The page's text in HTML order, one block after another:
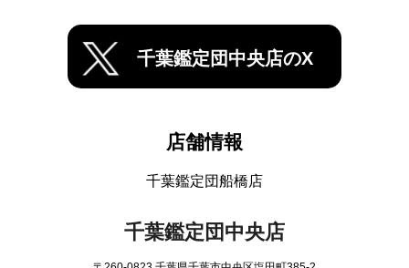
千葉鑑定団中央店のX
店舗情報
千葉鑑定団船橋店
千葉鑑定団中央店